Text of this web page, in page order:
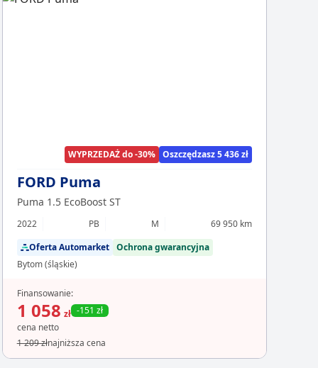
WYPRZEDAŻ do -30% Oszczędzasz 5 436 zł
FORD Puma
Puma 1.5 EcoBoost ST
2022 PB M
69 950 km
Oferta Automarket
Ochrona gwarancyjna
Bytom (śląskie)
Finansowanie:
1 058 zł -151 zł
cena netto
1 209 złnajniższa cena